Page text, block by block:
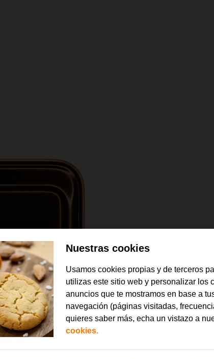
Nuestras cookies
Usamos cookies propias y de terceros
utilizas este sitio web y personalizar los
anuncios que te mostramos en base a
navegación (páginas visitadas,
quieres saber más, echa un vistazo a
cookies.